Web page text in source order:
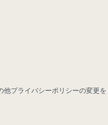
他プライバシーポリシーの変更を